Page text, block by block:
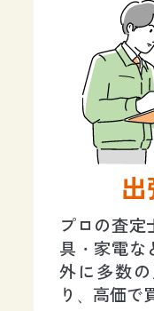
プロの査定
具・家電な
外に多数
り、高価で